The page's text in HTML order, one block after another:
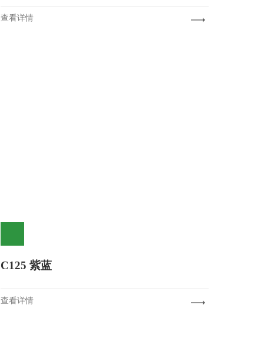
查看详情
C125 紫蓝
查看详情